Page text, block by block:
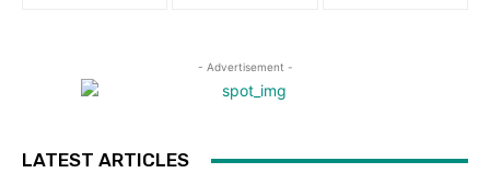
- Advertisement -
LATEST ARTICLES